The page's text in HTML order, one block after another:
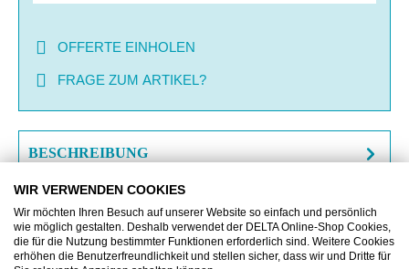
OFFERTE EINHOLEN
FRAGE ZUM ARTIKEL?
BESCHREIBUNG
ZUSATZINFORMATIONEN
DOWNLOAD
WIR VERWENDEN COOKIES
Wir möchten Ihren Besuch auf unserer Website so einfach und persönlich
wie möglich gestalten. Deshalb verwendet der DELTA Online-Shop Cookies,
die für die Nutzung bestimmter Funktionen erforderlich sind. Weitere Cookies
erhöhen die Benutzerfreundlichkeit und stellen sicher, dass wir und Dritte für